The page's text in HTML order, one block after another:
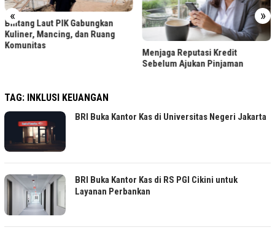
« »
Bintang Laut PIK Gabungkan
Kuliner, Mancing, dan Ruang
Komunitas
Menjaga Reputasi Kredit
Sebelum Ajukan Pinjaman
TAG: INKLUSI KEUANGAN
BRI Buka Kantor Kas di Universitas Negeri Jakarta
BRI Buka Kantor Kas di RS PGI Cikini untuk
Layanan Perbankan